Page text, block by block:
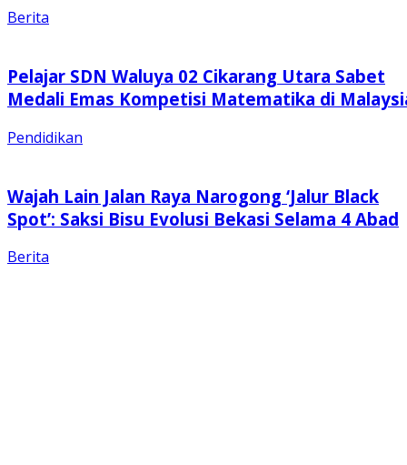
Berita
Pelajar SDN Waluya 02 Cikarang Utara Sabet
Medali Emas Kompetisi Matematika di
Pendidikan
Wajah Lain Jalan Raya Narogong ‘Jalur Black
Spot’: Saksi Bisu Evolusi Bekasi Selama 4 Abad
Berita